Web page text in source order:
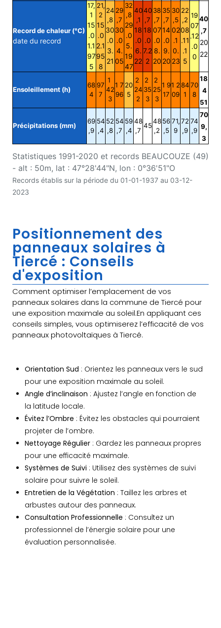
Statistiques 1991-2020 et records BEAUCOUZE (49)
- alt : 50m, lat : 47°28'44"N, lon : 0°36'51"O
Records établis sur la période du 01-01-1937 au 03-12-
2023
Record de chaleur (°C)
date du record
17,
1
15
.0
1.1
97
5
21,
2
15
.0
2.1
95
8
24
,8
30
.0
3.
21
29
,7
30
.0
4.
05
32
,8
29
.0
5.
19
47
40
,1
18
.0
6.
22
40
,7
18
.0
7.2
2
38
,7
07
.0
8.
20
35
,7
14
.0
9.
20
30
,5
02
.1
0.
23
22
,2
08
.11
.1
5
19
07
.12
.0
0
40
,7
20
22
Ensoleillement (h)
68
4
97
7
1
42
3
1 7
96
20
5
2
24
2
2
35
3
2
25
3
1 9
17
1 2
09
84
1
70
8
18
4
51
Précipitations (mm)
69
,9
54
,4
52
,8
54
,7
59
,4
48
,7
45
48
,2
56
,5
71,
9
72
,9
74
,9
70
9,
3
Positionnement des
panneaux solaires à
Tiercé : Conseils
d'exposition
Comment optimiser l’emplacement de vos
panneaux solaires dans la commune de Tiercé pour
une exposition maximale au soleil.En appliquant ces
conseils simples, vous optimiserez l’efficacité de vos
panneaux photovoltaïques à Tiercé.
Orientation Sud : Orientez les panneaux vers le sud
pour une exposition maximale au soleil.
Angle d’inclinaison : Ajustez l’angle en fonction de
la latitude locale.
Évitez l’Ombre : Évitez les obstacles qui pourraient
projeter de l’ombre.
Nettoyage Régulier : Gardez les panneaux propres
pour une efficacité maximale.
Systèmes de Suivi : Utilisez des systèmes de suivi
solaire pour suivre le soleil.
Entretien de la Végétation : Taillez les arbres et
arbustes autour des panneaux.
Consultation Professionnelle : Consultez un
professionnel de l’énergie solaire pour une
évaluation personnalisée.